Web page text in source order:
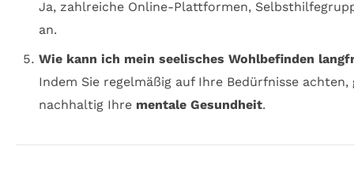
Ja, zahlreiche Online-Plattformen,
an.
Wie kann ich mein seelisches Wohlbefinden
Indem Sie regelmäßig auf Ihre Bedürfnisse
nachhaltig Ihre mentale Gesundheit.